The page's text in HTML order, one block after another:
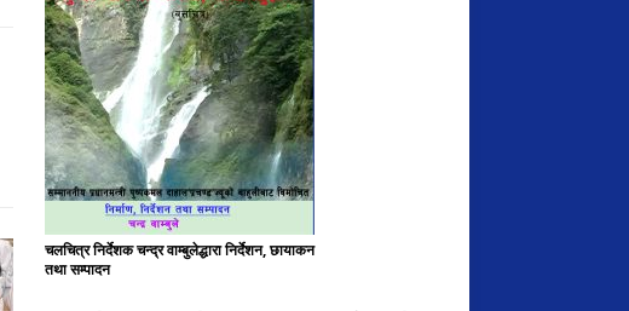
चलचित्र निर्देशक चन्द्र वाम्बुलेद्धारा निर्देशन, छायाकन
तथा सम्पादन